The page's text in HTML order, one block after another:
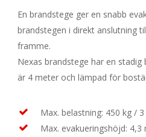
En brandstege ger en snabb
brandstegen i direkt anslutning
framme.
Nexas brandstege har en
är 4 meter och lämpad för
Max. belastning: 450 kg /
Max. evakueringshöjd: 4,3